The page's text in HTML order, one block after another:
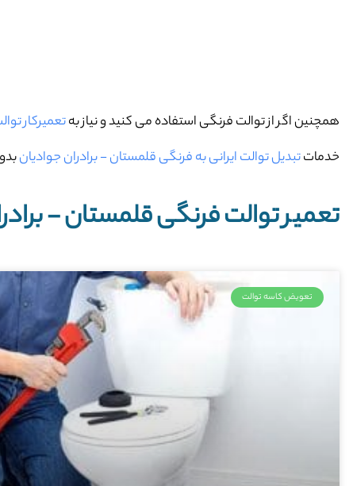
همچنین اگر از توالت فرنگی استفاده می کنید و نیاز بهتعمیرکار
خدماتتبدیل توالت ایرانی به فرنگی قلمستان - برادران جوادیان
تعمیر توالت فرنگی قلمستان -
تعویض کاسه توالت